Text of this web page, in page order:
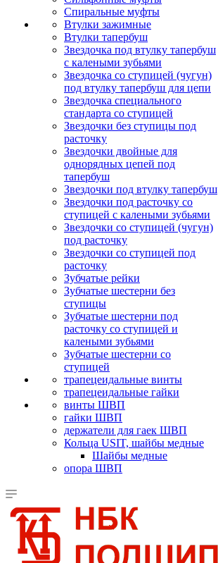
Спиральные муфты
Втулки зажимные
Втулки тапербуш
Звездочка под втулку тапербуш
c калеными зубьями
Звездочка со ступицей (чугун)
под втулку тапербуш для цепи
Звездочка специального
стандарта со ступицей
Звездочки без ступицы под
расточку
Звездочки двойные для
однорядных цепей под
тапербуш
Звездочки под втулку тапербуш
Звездочки под расточку со
ступицей с калеными зубьями
Звездочки со ступицей (чугун)
под расточку
Звездочки со ступицей под
расточку
Зубчатые рейки
Зубчатые шестерни без
ступицы
Зубчатые шестерни под
расточку со ступицей и
калеными зубьями
Зубчатые шестерни со
ступицей
трапецеидальные винты
трапецеидальные гайки
винты ШВП
гайки ШВП
держатели для гаек ШВП
Кольца USIT, шайбы медные
Шайбы медные
опора ШВП